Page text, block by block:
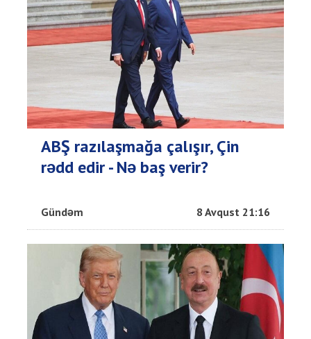
ABŞ razılaşmağa çalışır, Çin
rədd edir - Nə baş verir?
Gündəm 8 Avqust 21:16